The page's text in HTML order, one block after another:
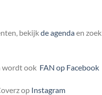
bekijkde agendaen zoek
wordt ook FAN op Facebook
op Instagram